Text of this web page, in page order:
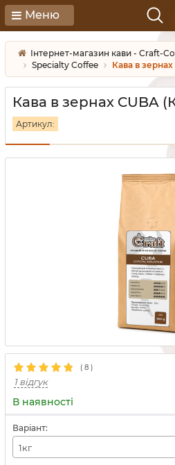
Меню
Інтернет-магазин кави - Craft-
Specialty Coffee
Кава в
Кава в зернах CUBA
Артикул:
( 8 )
1 відгук
В наявності
Варіант:
1кг